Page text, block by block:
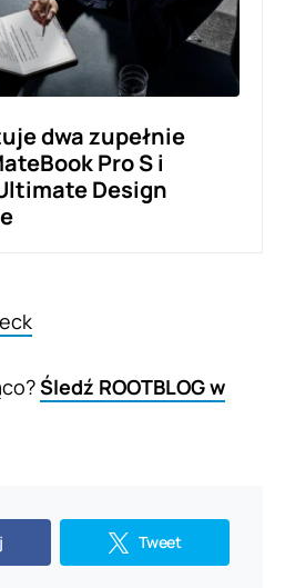
dwa zupełnie
Pro S i
Design
Śledź ROOTBLOG w
Tweet